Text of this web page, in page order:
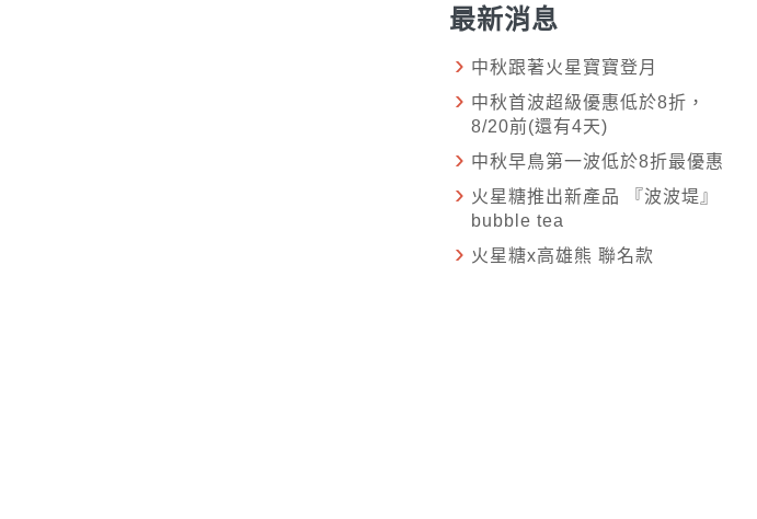
最新消息
中秋跟著火星寶寶登月
中秋首波超級優惠低於8折，
8/20前(還有4天)
中秋早鳥第一波低於8折最優惠
火星糖推出新產品 『波波堤』
bubble tea
火星糖x高雄熊 聯名款